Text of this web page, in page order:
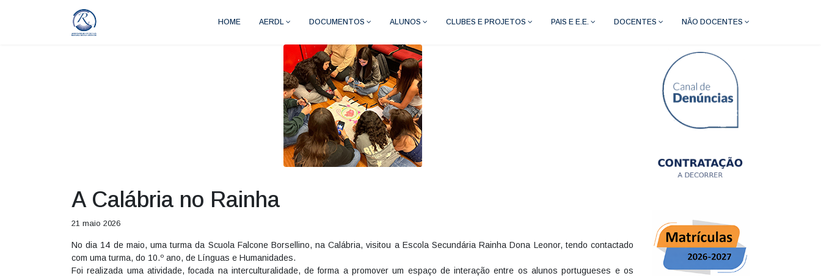
HOME AERDL DOCUMENTOS ALUNOS CLUBES E PROJETOS PAIS E E.E. DOCENTES NÃO DOCENTES
A Calábria no Rainha
21 maio 2026
No dia 14 de maio, uma turma da Scuola Falcone Borsellino, na Calábria, visitou a Escola Secundária Rainha Dona Leonor, tendo contactado
com uma turma, do 10.º ano, de Línguas e Humanidades.
Foi realizada uma atividade, focada na interculturalidade, de forma a promover um espaço de interação entre os alunos portugueses e os